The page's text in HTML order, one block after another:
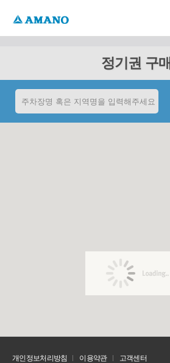
정기권 구매
개인정보처리방침 이용약관 고객센터